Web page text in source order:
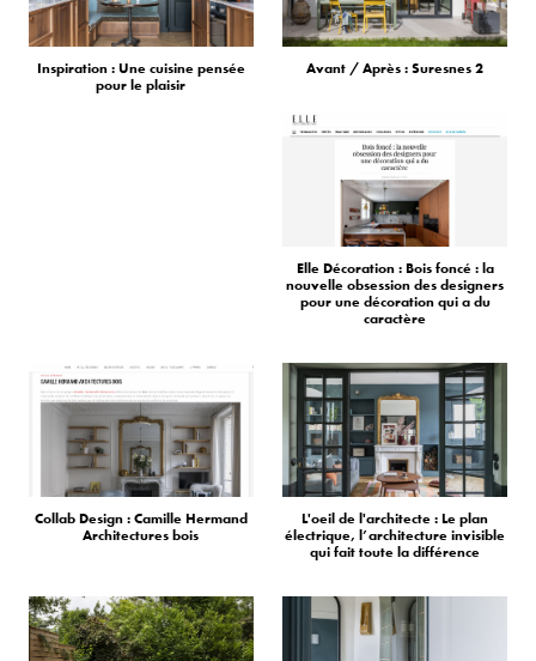
Inspiration : Une cuisine pensée
pour le plaisir
Avant / Après : Suresnes 2
Elle Décoration : Bois foncé : la
nouvelle obsession des designers
pour une décoration qui a du
caractère
Collab Design : Camille Hermand
Architectures bois
L'oeil de l'architecte : Le plan
électrique, l’architecture invisible
qui fait toute la différence